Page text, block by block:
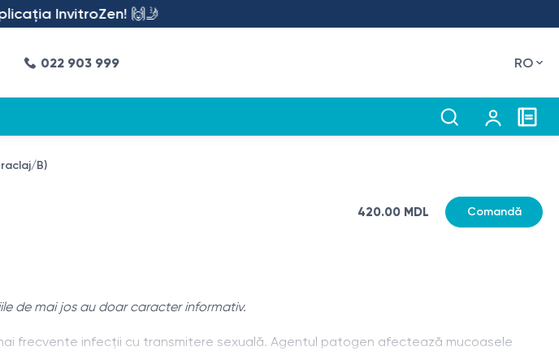
InvitroZen! 🙌🤳
022 903 999 RO
B)
420.00 MDL Comandă
de mai jos au doar caracter informativ.
frecvente infecții cu transmitere sexuală. Agentul patogen afectează mucoasele